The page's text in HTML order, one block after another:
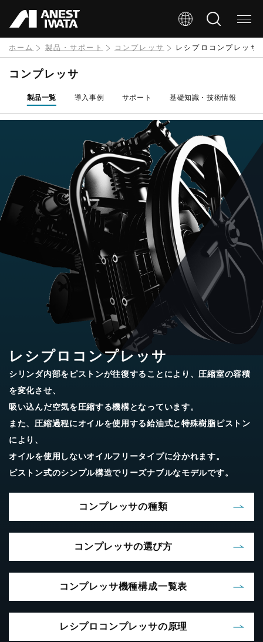
イ
ン
ン
動
ホーム 製品・サポート コンプレッサ レシプロコンプレッサ
レシプロコンプレッサ
シリンダ内部をピストンが往復することにより、圧縮室の容積
を変化させ、
吸い込んだ空気を圧縮する機構となっています。
また、圧縮過程にオイルを使用する給油式と特殊樹脂ピストン
により、
オイルを使用しないオイルフリータイプに分かれます。
ピストン式のシンプル構造でリーズナブルなモデルです。
コンプレッサの種類
コンプレッサの選び方
コンプレッサ機種構成一覧表
レシプロコンプレッサの原理
コンプレッサ
製品一覧 導入事例 サポート 基礎知識・技術情報